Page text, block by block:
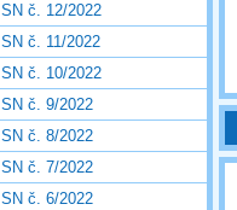
SN č. 12/2022
SN č. 11/2022
SN č. 10/2022
SN č. 9/2022
SN č. 8/2022
SN č. 7/2022
SN č. 6/2022